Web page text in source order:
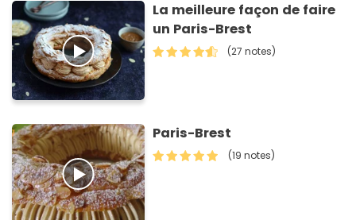
La meilleure façon de faire
un Paris-Brest
(27 notes)
Paris-Brest
(19 notes)